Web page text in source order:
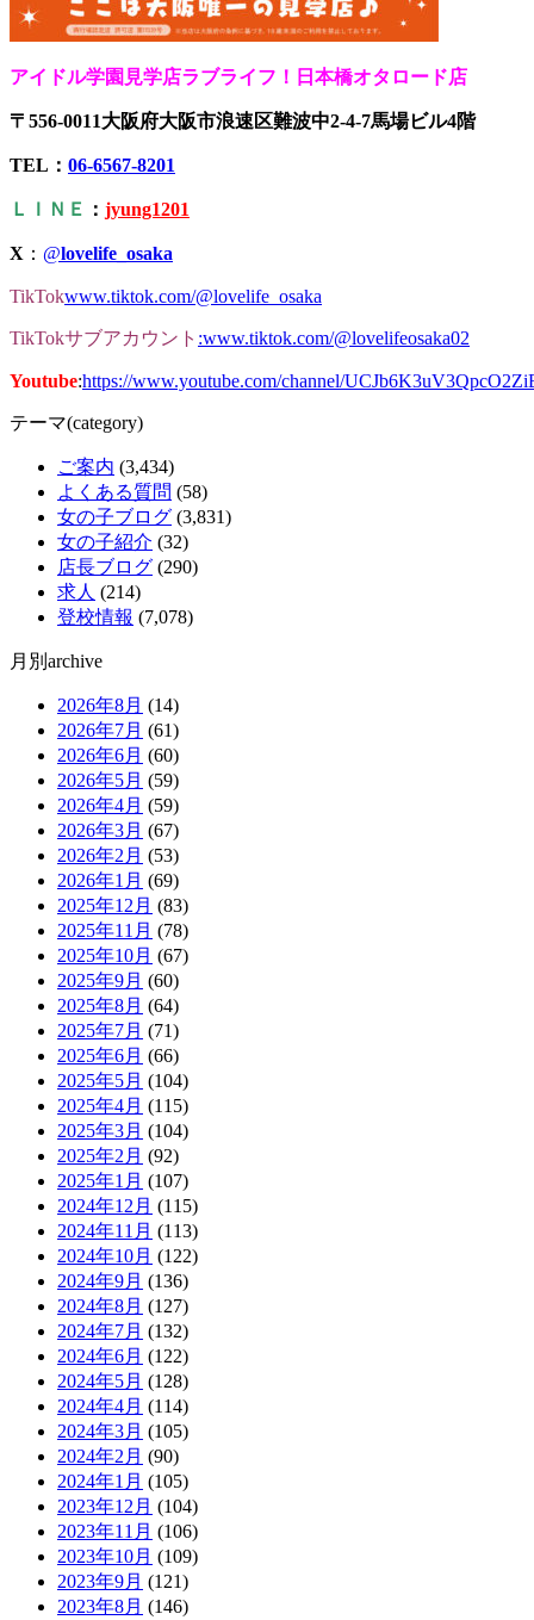
アイドル学園見学店ラブライフ！日本橋オタロード店
〒556-0011大阪府大阪市浪速区難波中2-4-7馬場ビル4階
TEL： 06-6567-8201
ＬＩＮＥ ： jyung1201
X ： @lovelife_osaka
TikTokwww.tiktok.com/@lovelife_osaka
TikTokサブアカウント :www.tiktok.com/@lovelifeosaka02
Youtube:https://www.youtube.com/channel/
テーマ(category)
ご案内 (3,434)
よくある質問 (58)
女の子ブログ (3,831)
女の子紹介 (32)
店長ブログ (290)
求人 (214)
登校情報 (7,078)
月別archive
2026年8月 (14)
2026年7月 (61)
2026年6月 (60)
2026年5月 (59)
2026年4月 (59)
2026年3月 (67)
2026年2月 (53)
2026年1月 (69)
2025年12月 (83)
2025年11月 (78)
2025年10月 (67)
2025年9月 (60)
2025年8月 (64)
2025年7月 (71)
2025年6月 (66)
2025年5月 (104)
2025年4月 (115)
2025年3月 (104)
2025年2月 (92)
2025年1月 (107)
2024年12月 (115)
2024年11月 (113)
2024年10月 (122)
2024年9月 (136)
2024年8月 (127)
2024年7月 (132)
2024年6月 (122)
2024年5月 (128)
2024年4月 (114)
2024年3月 (105)
2024年2月 (90)
2024年1月 (105)
2023年12月 (104)
2023年11月 (106)
2023年10月 (109)
2023年9月 (121)
2023年8月 (146)